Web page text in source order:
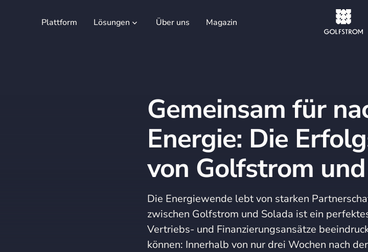
Plattform Lösungen Über uns Magazin
Gemeinsam für
Energie: Die
von Golfstrom
Die Energiewende lebt von starken
zwischen Golfstrom und Solada ist ein
Vertriebs- und Finanzierungsansätze
können: Innerhalb von nur drei Wochen nach